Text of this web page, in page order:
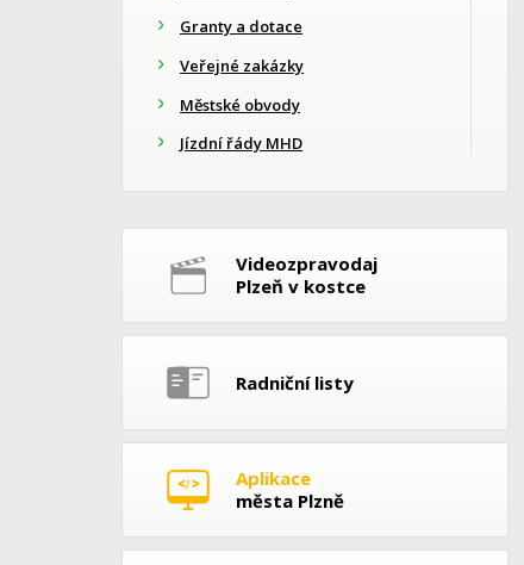
Granty a dotace
Veřejné zakázky
Městské obvody
Jízdní řády MHD
Videozpravodaj
Plzeň v kostce
Radniční listy
Aplikace
města Plzně